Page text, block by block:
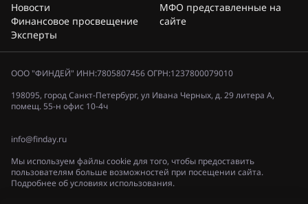
Новости
Финансовое просвещение
Эксперты
МФО представленные на
сайте
ООО "ФИНДЕЙ" ИНН:7805807456 ОГРН:1237800079010
198095, город Санкт-Петербург, ул Ивана Черных, д. 29 литера А,
помещ. 55-н офис 10-4ч
info@finday.ru
Мы используем файлы cookie для того, чтобы предоставить
пользователям больше возможностей при посещении сайта.
Подробнее об условиях использования.